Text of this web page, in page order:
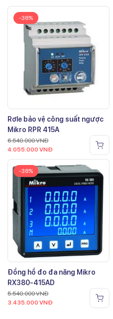
-38%
Rơle bảo vệ công suất ngược
Mikro RPR 415A
6.540.000VNĐ
4.055.000 VNĐ
-38%
Đồng hồ đo đa năng Mikro
RX380-415AD
5.540.000VNĐ
3.435.000 VNĐ